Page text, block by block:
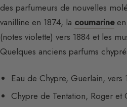
des parfumeurs de nouvelles
vanilline en 1874, la coumarineen
(notes violette) vers 1884 et les
Quelques anciens parfums
Eau de Chypre, Guerlain, vers
Chypre de Tentation, Roger et